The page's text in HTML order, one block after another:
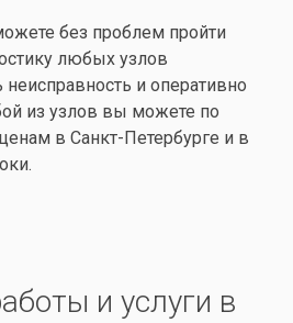
без проблем пройти
любых узлов
и оперативно
из узлов вы можете по
в Санкт-Петербурге и в
и услуги в